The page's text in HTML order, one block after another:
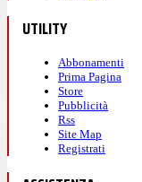
UTILITY
Abbonamenti
Prima Pagina
Store
Pubblicità
Rss
Site Map
Registrati